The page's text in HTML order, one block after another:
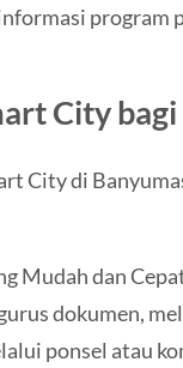
program
City
City di
Mudah dan
dokumen,
ponsel atau